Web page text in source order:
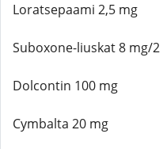
Loratsepaami 2,5 mg
Suboxone-liuskat 8 mg/2
Dolcontin 100 mg
Cymbalta 20 mg